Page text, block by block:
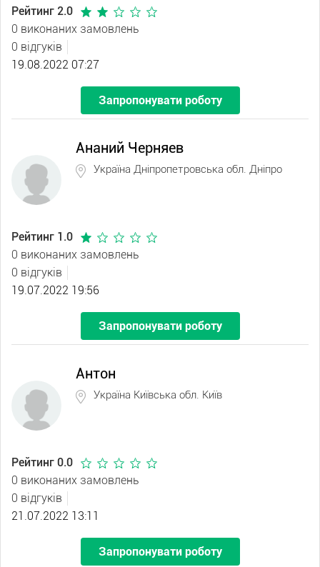
Рейтинг 2.0
0 виконаних замовлень
0 відгуків
19.08.2022 07:27
Запропонувати роботу
Ананий Черняев
Україна Дніпропетровська обл. Дніпро
Рейтинг 1.0
0 виконаних замовлень
0 відгуків
19.07.2022 19:56
Запропонувати роботу
Антон
Україна Київська обл. Київ
Рейтинг 0.0
0 виконаних замовлень
0 відгуків
21.07.2022 13:11
Запропонувати роботу